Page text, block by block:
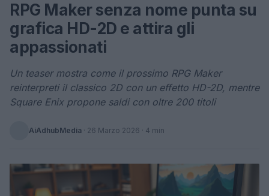
RPG Maker senza nome punta su
grafica HD-2D e attira gli
appassionati
Un teaser mostra come il prossimo RPG Maker
reinterpreti il classico 2D con un effetto HD-2D, mentre
Square Enix propone saldi con oltre 200 titoli
AiAdhubMedia · 26 Marzo 2026 · 4 min